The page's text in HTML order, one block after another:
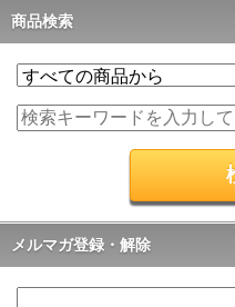
商品検索
メルマガ登録・解除